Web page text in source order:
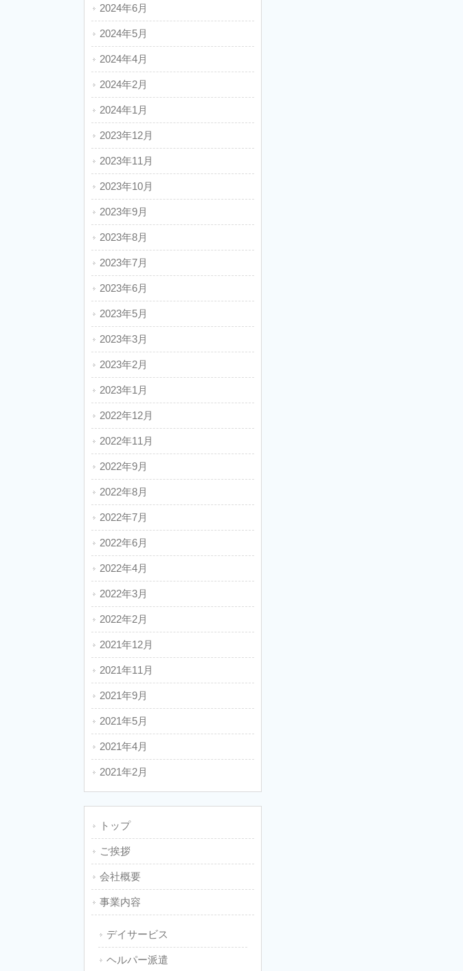
2024年6月
2024年5月
2024年4月
2024年2月
2024年1月
2023年12月
2023年11月
2023年10月
2023年9月
2023年8月
2023年7月
2023年6月
2023年5月
2023年3月
2023年2月
2023年1月
2022年12月
2022年11月
2022年9月
2022年8月
2022年7月
2022年6月
2022年4月
2022年3月
2022年2月
2021年12月
2021年11月
2021年9月
2021年5月
2021年4月
2021年2月
トップ
ご挨拶
会社概要
事業内容
デイサービス
ヘルパー派遣